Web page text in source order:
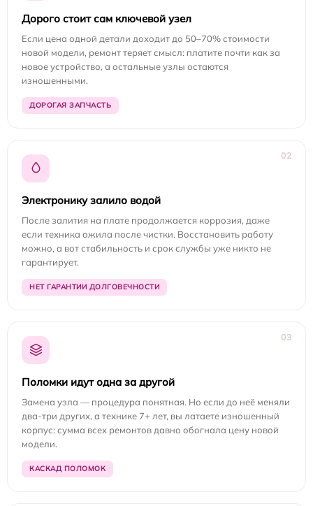
Дорого стоит сам ключевой узел
Если цена одной детали доходит до 50–70% стоимости
новой модели, ремонт теряет смысл: платите почти как за
новое устройство, а остальные узлы остаются
изношенными.
ДОРОГАЯ ЗАПЧАСТЬ
02
Электронику залило водой
После залития на плате продолжается коррозия, даже
если техника ожила после чистки. Восстановить работу
можно, а вот стабильность и срок службы уже никто не
гарантирует.
НЕТ ГАРАНТИИ ДОЛГОВЕЧНОСТИ
03
Поломки идут одна за другой
Замена узла — процедура понятная. Но если до неё меняли
два-три других, а технике 7+ лет, вы латаете изношенный
корпус: сумма всех ремонтов давно обогнала цену новой
модели.
КАСКАД ПОЛОМОК